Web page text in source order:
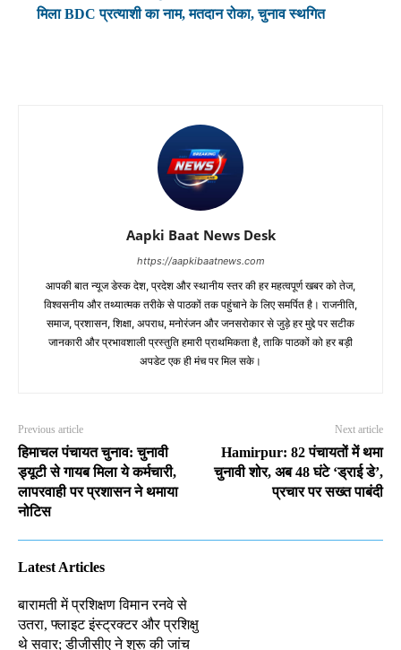
मिला BDC प्रत्याशी का नाम, मतदान रोका, चुनाव स्थगित
Aapki Baat News Desk
https://aapkibaatnews.com
आपकी बात न्यूज डेस्क देश, प्रदेश और स्थानीय स्तर की हर महत्वपूर्ण खबर को तेज,
विश्वसनीय और तथ्यात्मक तरीके से पाठकों तक पहुंचाने के लिए समर्पित है। राजनीति,
समाज, प्रशासन, शिक्षा, अपराध, मनोरंजन और जनसरोकार से जुड़े हर मुद्दे पर सटीक
जानकारी और प्रभावशाली प्रस्तुति हमारी प्राथमिकता है, ताकि पाठकों को हर बड़ी
अपडेट एक ही मंच पर मिल सके।
Previous article
हिमाचल पंचायत चुनाव: चुनावी
ड्यूटी से गायब मिला ये कर्मचारी,
लापरवाही पर प्रशासन ने थमाया
नोटिस
Next article
Hamirpur: 82 पंचायतों में थमा
चुनावी शोर, अब 48 घंटे ‘ड्राई डे’,
प्रचार पर सख्त पाबंदी
Latest Articles
बारामती में प्रशिक्षण विमान रनवे से
उतरा, फ्लाइट इंस्ट्रक्टर और प्रशिक्षु
थे सवार; डीजीसीए ने शुरू की जांच